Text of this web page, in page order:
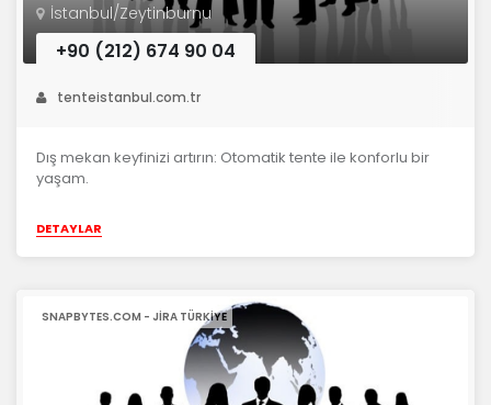
İstanbul/Zeytinburnu
+90 (212) 674 90 04
tenteistanbul.com.tr
Dış mekan keyfinizi artırın: Otomatik tente ile konforlu bir
yaşam.
DETAYLAR
SNAPBYTES.COM - JIRA TÜRKIYE